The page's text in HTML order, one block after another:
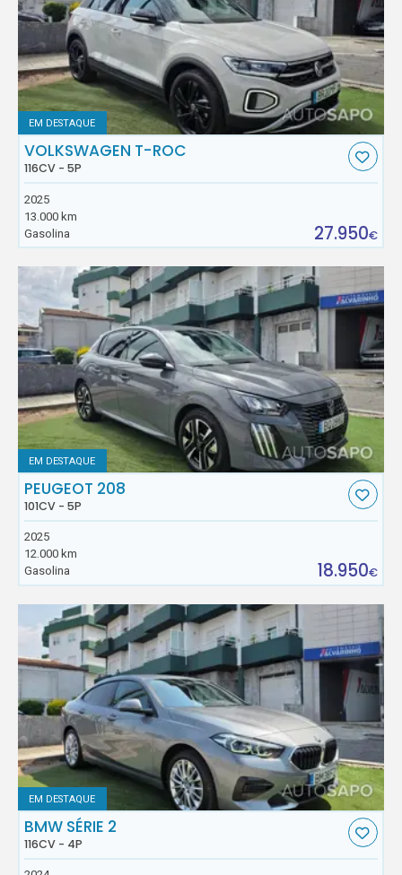
EM DESTAQUE
VOLKSWAGEN T-ROC
116CV - 5P
2025
13.000 km
Gasolina
27.950€
EM DESTAQUE
PEUGEOT 208
101CV - 5P
2025
12.000 km
Gasolina
18.950€
EM DESTAQUE
BMW SÉRIE 2
116CV - 4P